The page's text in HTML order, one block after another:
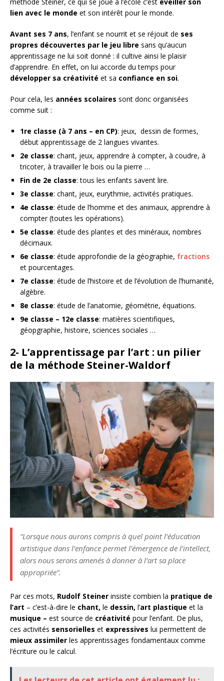
lien avec le monde et son intérêt pour le monde.
Avant ses 7 ans, l’enfant se nourrit et se réjouit de ses
propres découvertes par le jeu libre sans qu’aucun
apprentissage ne lui soit donné : il cultive ainsi le plaisir
d’apprendre. En effet, on lui accorde du temps pour
développer sa créativité et sa confiance en soi.
Pour cela, les années scolaires sont donc organisées
comme suit :
1re classe (à 7 ans – en CP): jeux, dessin de formes,
début apprentissage de 2 langues vivantes.
2e classe: chant, jeux, apprendre à compter, à coudre, à
tricoter, à travailler le bois ou la pierre …
Fin de 2e classe: tous les enfants savent lire.
3e classe: chant, jeux, eurythmie, activités pratiques.
4e classe: étude de l’homme et des animaux, apprendre à
compter (toutes les opérations).
5e classe: étude des plantes et des minéraux, nombres
décimaux.
6e classe: étude approfondie de la géographie, fractions
et pourcentages.
7e classe: étude de l’histoire et de l’évolution de l’humanité,
algèbre.
8e classe: étude de l’anatomie, géométrie, équations.
9e classe – 12e classe: matières scientifiques,
géopgraphie, histoire, sciences sociales …
2- L’apprentissage par l’art : un pilier
de la méthode Steiner-Waldorf
“Lorsque nous aurons compris à quel point l’éducation
artistique dans l’enfance permet l’émergence de l’intellect,
alors nous serons amenés à donner à l’art sa place
appropriée”.
Par ces mots, Rudolf Steiner insiste combien la pratique de
l’art – c’est-à-dire le chant, le dessin, l’art plastique et la
musique – est source de créativité pour l’enfant. De plus,
ces activités sensorielles et expressives lui permettent de
mieux assimiler les apprentissages fondamentaux comme
l’écriture ou le calcul.